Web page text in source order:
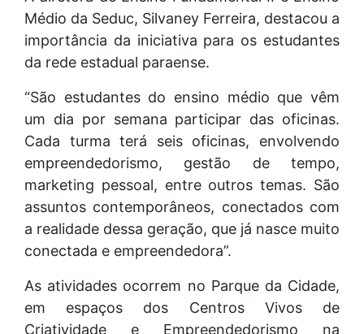
Médio da Seduc, Silvaney Ferreira, destacou a
importância da iniciativa para os estudantes
da rede estadual paraense.
“São estudantes do ensino médio que vêm
um dia por semana participar das oficinas.
Cada turma terá seis oficinas, envolvendo
empreendedorismo, gestão de tempo,
marketing pessoal, entre outros temas. São
assuntos contemporâneos, conectados com
a realidade dessa geração, que já nasce muito
conectada e empreendedora”.
As atividades ocorrem no Parque da Cidade,
em espaços dos Centros Vivos de
Criatividade e Empreendedorismo na